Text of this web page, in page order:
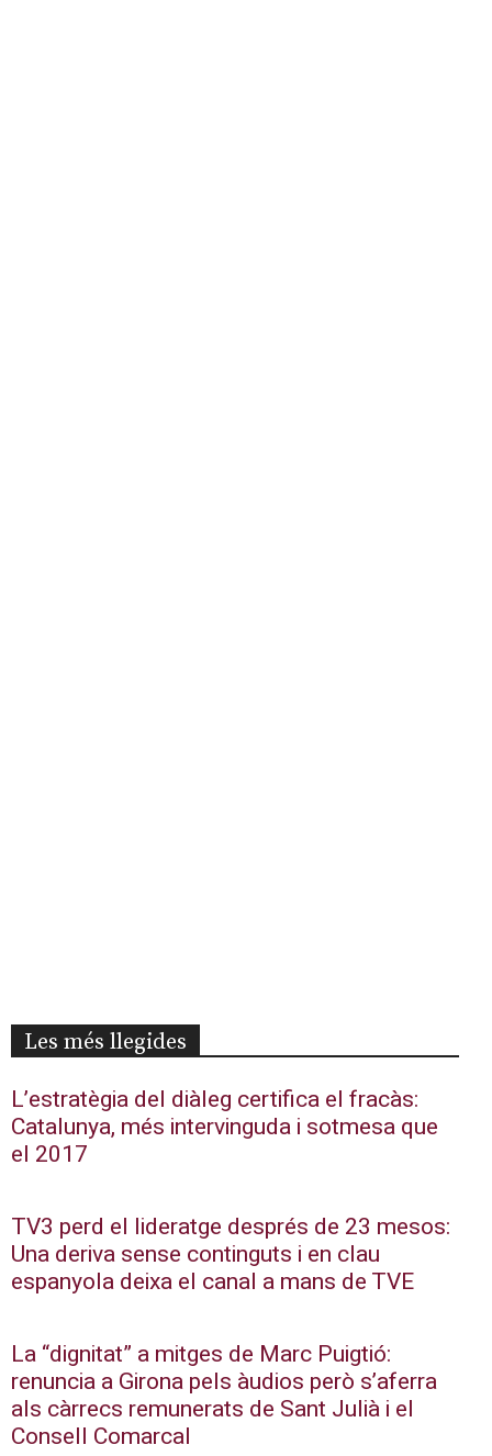
Les més llegides
L’estratègia del diàleg certifica el fracàs:
Catalunya, més intervinguda i sotmesa que
el 2017
TV3 perd el lideratge després de 23 mesos:
Una deriva sense continguts i en clau
espanyola deixa el canal a mans de TVE
La “dignitat” a mitges de Marc Puigtió:
renuncia a Girona pels àudios però s’aferra
als càrrecs remunerats de Sant Julià i el
Consell Comarcal